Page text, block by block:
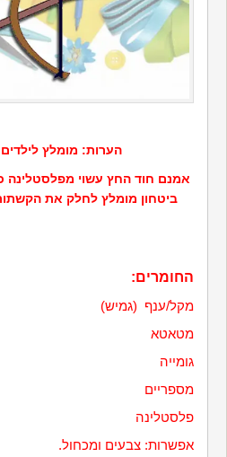
הערות: מומלץ לילדים מגיל
אמנם חוד החץ עשוי מפלסטלינה
ביטחון מומלץ לחלק את
החומרים:
מקל/ענף (גמיש)
מטאטא
גומייה
מספריים
פלסטלינה
אפשרות: צבעים ומכחול.